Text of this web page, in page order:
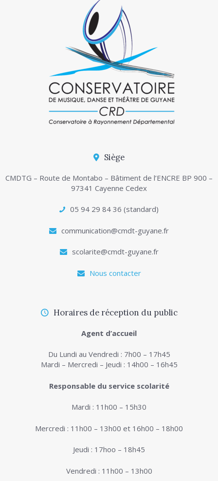
Siège
CMDTG – Route de Montabo – Bâtiment de l’ENCRE BP 900 –
97341 Cayenne Cedex
05 94 29 84 36 (standard)
communication@cmdt-guyane.fr
scolarite@cmdt-guyane.fr
Nous contacter
Horaires de réception du public
Agent d’accueil
Du Lundi au Vendredi : 7h00 – 17h45
Mardi – Mercredi – Jeudi : 14h00 – 16h45
Responsable du service scolarité
Mardi : 11h00 – 15h30
Mercredi : 11h00 – 13h00 et 16h00 – 18h00
Jeudi : 17hoo – 18h45
Vendredi : 11h00 – 13h00